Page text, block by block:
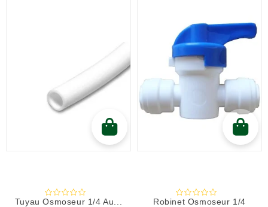
Tuyau Osmoseur 1/4 Au... Robinet Osmoseur 1/4